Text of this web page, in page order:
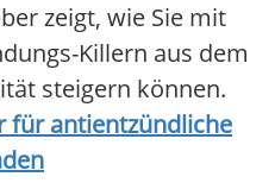
zeigt, wie Sie mit
Killern aus dem
steigern können.
für antientzündliche